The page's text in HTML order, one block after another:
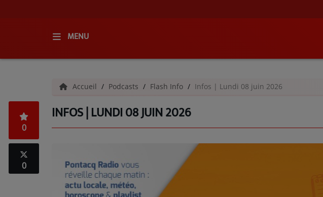
MENU
QUI SOMMES-NOUS ?
GRILLE DES PROGRAMMES
C'ÉTAIT QUOI CE TITRE ?
Accueil Podcasts Flash Info Infos | Lundi 08 juin 2026
INFOS | LUNDI 08 JUIN 2026
0
0